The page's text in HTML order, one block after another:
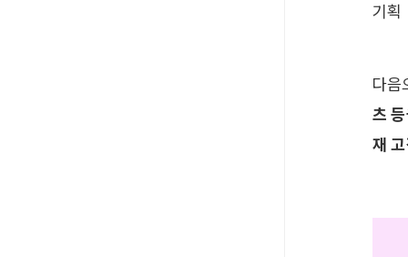
기획
다음
츠
재